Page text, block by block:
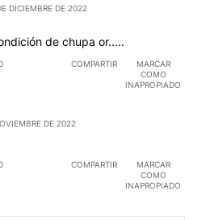
DICIEMBRE DE 2022
de chupa or.....
COMPARTIR
MARCAR
COMO
INAPROPIADO
DE 2022
COMPARTIR
MARCAR
COMO
INAPROPIADO